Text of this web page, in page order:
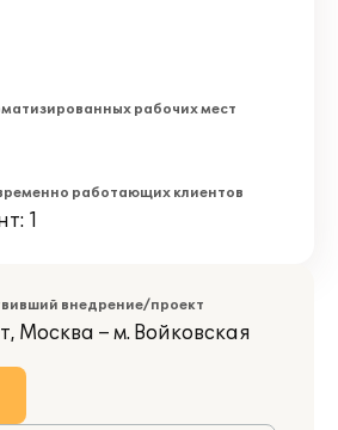
рабочих мест
работающих клиентов
1
внедрение/проект
Москва – м. Войковская